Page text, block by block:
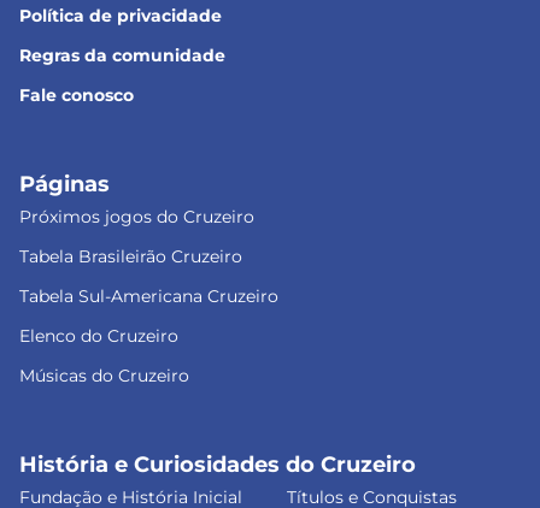
Política de privacidade
Regras da comunidade
Fale conosco
Páginas
Próximos jogos do Cruzeiro
Tabela Brasileirão Cruzeiro
Tabela Sul-Americana Cruzeiro
Elenco do Cruzeiro
Músicas do Cruzeiro
História e Curiosidades do Cruzeiro
Fundação e História Inicial
Títulos e Conquistas